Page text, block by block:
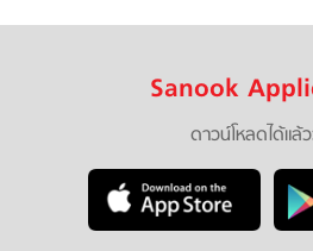
Sanook
ดาวน์โหลดได้แล้